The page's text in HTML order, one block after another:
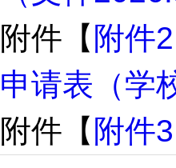
附件【 附件
申请表（学
附件【 附件